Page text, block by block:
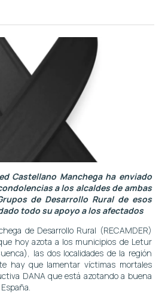
Castellano Manchega ha enviado
a los alcaldes de ambas
de Desarrollo Rural de esos
todo su apoyo a los afectados
de Desarrollo Rural (RECAMDER)
hoy azota a los municipios de Letur
las dos localidades de la región
hay que lamentar víctimas mortales
DANA que está azotando a buena